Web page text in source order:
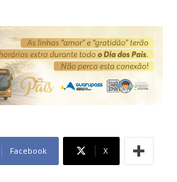
Facebook X